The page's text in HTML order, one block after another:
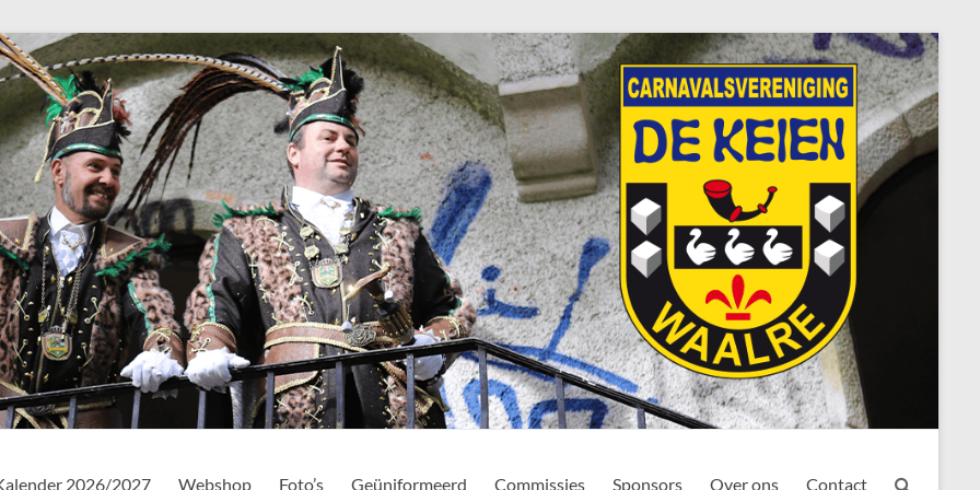
2026/2027 Webshop Foto’s Geüniformeerd Commissies Sponsors Over ons Contact